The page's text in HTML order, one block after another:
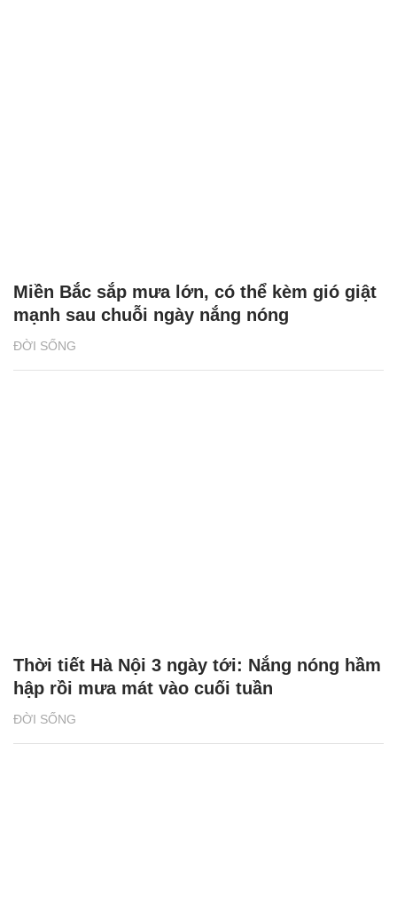
ĐỜI SỐNG
Miền Bắc sắp mưa lớn, có thể kèm gió giật
mạnh sau chuỗi ngày nắng nóng
ĐỜI SỐNG
Thời tiết Hà Nội 3 ngày tới: Nắng nóng hầm
hập rồi mưa mát vào cuối tuần